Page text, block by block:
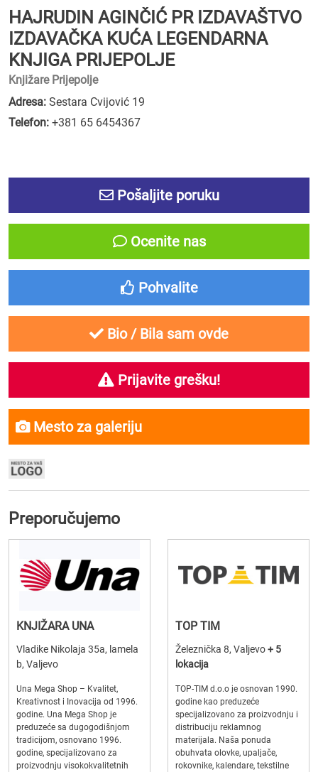
HAJRUDIN AGINČIĆ PR IZDAVAŠTVO
IZDAVAČKA KUĆA LEGENDARNA
KNJIGA PRIJEPOLJE
Knjižare Prijepolje
Adresa: Sestara Cvijović 19
Telefon: +381 65 6454367
Pošaljite poruku
Ocenite nas
Pohvalite
Bio / Bila sam ovde
Prijavite grešku!
Mesto za galeriju
Preporučujemo
KNJIŽARA UNA
Vladike Nikolaja 35a, lamela
b, Valjevo
Una Mega Shop – Kvalitet,
Kreativnost i Inovacija od 1996.
godine. Una Mega Shop je
preduzeće sa dugogodišnjom
tradicijom, osnovano 1996.
godine, specijalizovano za
proizvodnju visokokvalitetnih
TOP TIM
Železnička 8, Valjevo+ 5
lokacija
TOP-TIM d.o.o je osnovan 1990.
godine kao preduzeće
specijalizovano za proizvodnju i
distribuciju reklamnog
materijala. Naša ponuda
obuhvata olovke, upaljače,
rokovnike, kalendare, tekstilne